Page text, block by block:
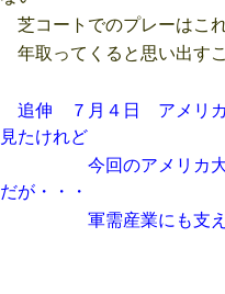
芝コートでのプレーはこ
年取ってくると思い出す
追伸 ７月４日 アメリカ
見たけれど
今回のアメリカ大統領
だが・・・
軍需産業にも支えられ